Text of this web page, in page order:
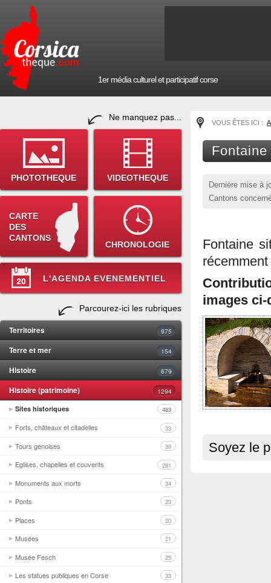
1er média culturel et participatif corse
Ne manquez pas...
PHOTOTHEQUE VIDEOTHEQUE
CARTE
DES
CANTONS
CHRONOLOGIE
L'AGENDA EVENEMENTIEL
Parcourez-ici les rubriques
Territoires 975
Terre et mer 154
Histoire 679
Histoire (patrimoine)
1294
Sites historiques
483
Forts, châteaux et citadelles 33
Tours génoises 39
Eglises, chapelles et couvents 281
Monuments aux morts 34
Ponts 23
Places 20
Musées 21
Musée Fesch 25
Les statues publiques en Corse 33
VOUS ÊTES ICI :
Dernière mise à
Cantons
Fontaine
images
Soyez le